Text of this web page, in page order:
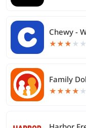
Chewy -
★★★ ★ ★
Family
★★★★ ★